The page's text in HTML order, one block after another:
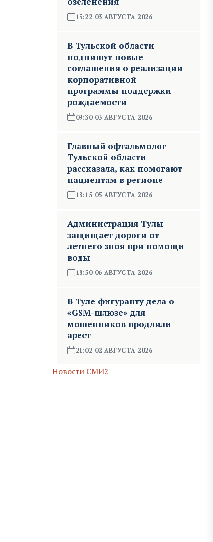
15:22 03 АВГУСТА 2026
В Тульской области
подпишут новые
соглашения о реализации
корпоративной
программы поддержки
рождаемости
09:30 03 АВГУСТА 2026
Главный офтальмолог
Тульской области
рассказала, как помогают
пациентам в регионе
18:15 05 АВГУСТА 2026
Администрация Тулы
защищает дороги от
летнего зноя при помощи
воды
18:50 06 АВГУСТА 2026
В Туле фигуранту дела о
«GSM-шлюзе» для
мошенников продлили
арест
21:02 02 АВГУСТА 2026
Новости СМИ2